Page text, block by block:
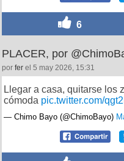
6
PLACER, por
por fer el 5 may 2026, 15:31
Llegar a casa, quitarse los
cómoda pic.twitter.com/
— Chimo Bayo (@ChimoBayo)